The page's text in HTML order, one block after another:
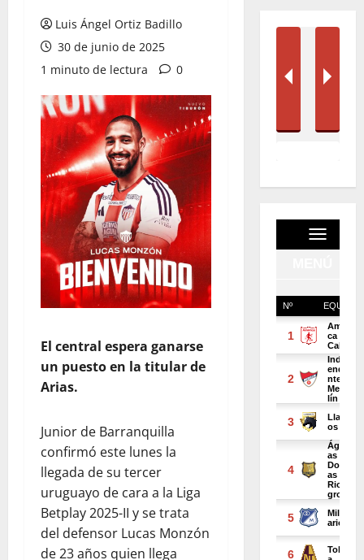
Luis Ángel Ortiz Badillo
30 de junio de 2025
1 minuto de lectura
0
El central espera ganarse
un puesto en la titular de
Arias.
Junior de Barranquilla
confirmó este lunes la
llegada de su tercer
uruguayo de cara a la Liga
Betplay 2025-II y se trata
del defensor Lucas Monzón
de 23 años quien llega